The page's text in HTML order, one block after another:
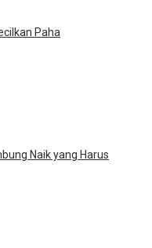
Paha
Naik yang Harus